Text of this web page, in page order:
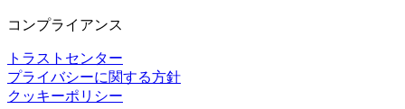
コンプライアンス
トラストセンター
プライバシーに関する方針
クッキーポリシー